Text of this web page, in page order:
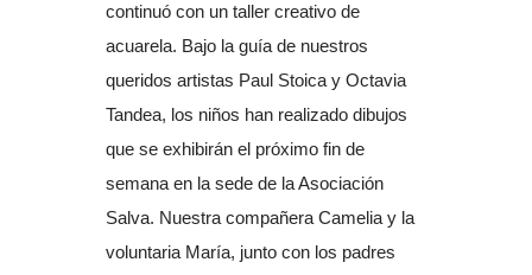
continuó con un taller creativo de
acuarela. Bajo la guía de nuestros
queridos artistas Paul Stoica y Octavia
Tandea, los niños han realizado dibujos
que se exhibirán el próximo fin de
semana en la sede de la Asociación
Salva. Nuestra compañera Camelia y la
voluntaria María, junto con los padres